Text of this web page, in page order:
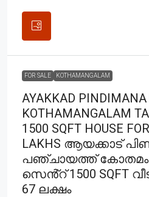
FOR SALE KOTHAMANGALAM
AYAKKAD
KOTHAMANGALAM
1500 SQFT HOUSE
LAKHS ആയക്കാട്
പഞ്ചായത്ത്
സെൻ്റ് 1500 SQFT
67 ലക്ഷം